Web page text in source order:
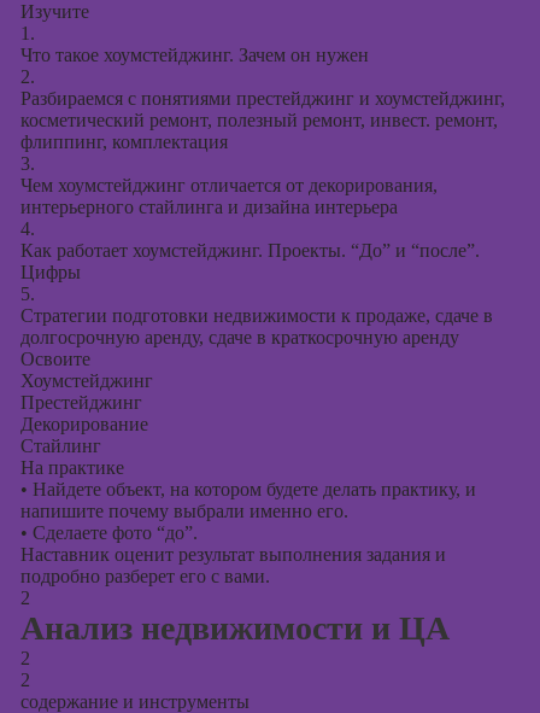
продюсирования
проектов
презентаций в
PowerPoint
Изучите
1.
Что такое хоумстейджинг. Зачем он нужен
2.
Разбираемся с понятиями престейджинг и хоумстейджинг,
косметический ремонт, полезный ремонт, инвест. ремонт,
флиппинг, комплектация
3.
Чем хоумстейджинг отличается от декорирования,
интерьерного стайлинга и дизайна интерьера
4.
Как работает хоумстейджинг. Проекты. “До” и “после”.
Цифры
5.
Стратегии подготовки недвижимости к продаже, сдаче в
долгосрочную аренду, сдаче в краткосрочную аренду
Освоите
Хоумстейджинг
Престейджинг
Декорирование
Стайлинг
На практике
• Найдете объект, на котором будете делать практику, и
напишите почему выбрали именно его.
• Сделаете фото “до”.
Наставник оценит результат выполнения задания и
подробно разберет его с вами.
2
Анализ недвижимости и ЦА
2
2
содержание и инструменты